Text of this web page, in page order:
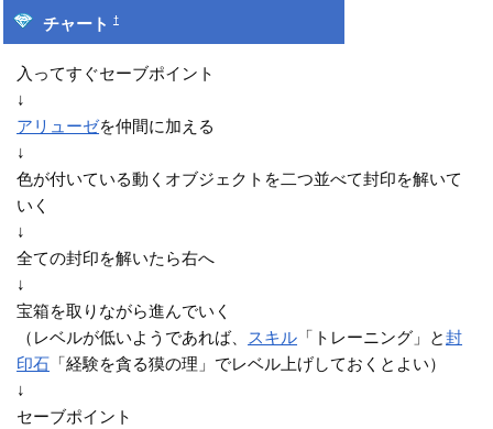
チャート †
入ってすぐセーブポイント
↓
アリューゼを仲間に加える
↓
色が付いている動くオブジェクトを二つ並べて封印を解いて
いく
↓
全ての封印を解いたら右へ
↓
宝箱を取りながら進んでいく
（レベルが低いようであれば、
スキル 「トレーニング」と封
印石 「経験を貪る獏の理」でレベル上げしておくとよい）
↓
セーブポイント